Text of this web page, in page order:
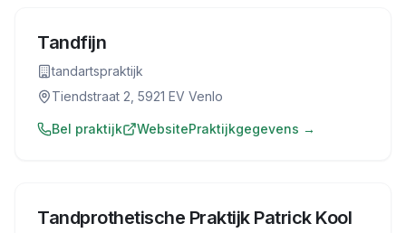
Tandfijn
tandartspraktijk
Tiendstraat 2, 5921 EV Venlo
Bel praktijk WebsitePraktijkgegevens →
Tandprothetische Praktijk Patrick Kool